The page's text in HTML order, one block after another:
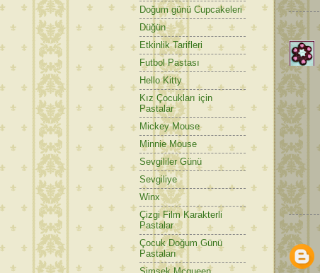
Doğum günü Cupcakeleri
Düğün
Etkinlik Tarifleri
Futbol Pastası
Hello Kitty
Kız Çocukları için
Pastalar
Mickey Mouse
Minnie Mouse
Sevgililer Günü
Sevgiliye
Winx
Çizgi Film Karakterli
Pastalar
Çocuk Doğum Günü
Pastaları